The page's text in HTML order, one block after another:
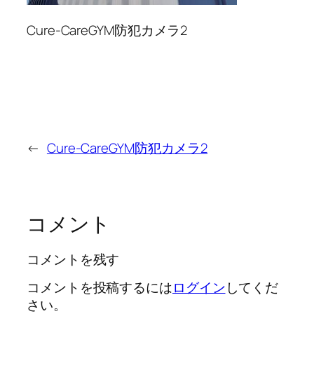
Cure-CareGYM防犯カメラ2
← Cure-CareGYM防犯カメラ2
コメント
コメントを残す
コメントを投稿するにはログインしてくだ
さい。